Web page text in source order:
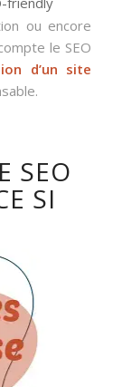
ou encore
le SEO
d’un site
SEO
SI